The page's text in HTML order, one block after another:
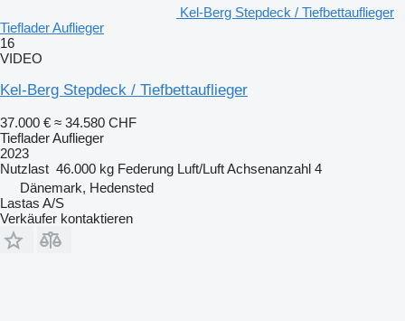
Kel-Berg Stepdeck / Tiefbettauflieger
Tieflader Auflieger
16
VIDEO
Kel-Berg Stepdeck / Tiefbettauflieger
37.000 € ≈ 34.580 CHF
Tieflader Auflieger
2023
Nutzlast 46.000 kg Federung Luft/LuftAchsenanzahl 4
Dänemark, Hedensted
Lastas A/S
Verkäufer kontaktieren